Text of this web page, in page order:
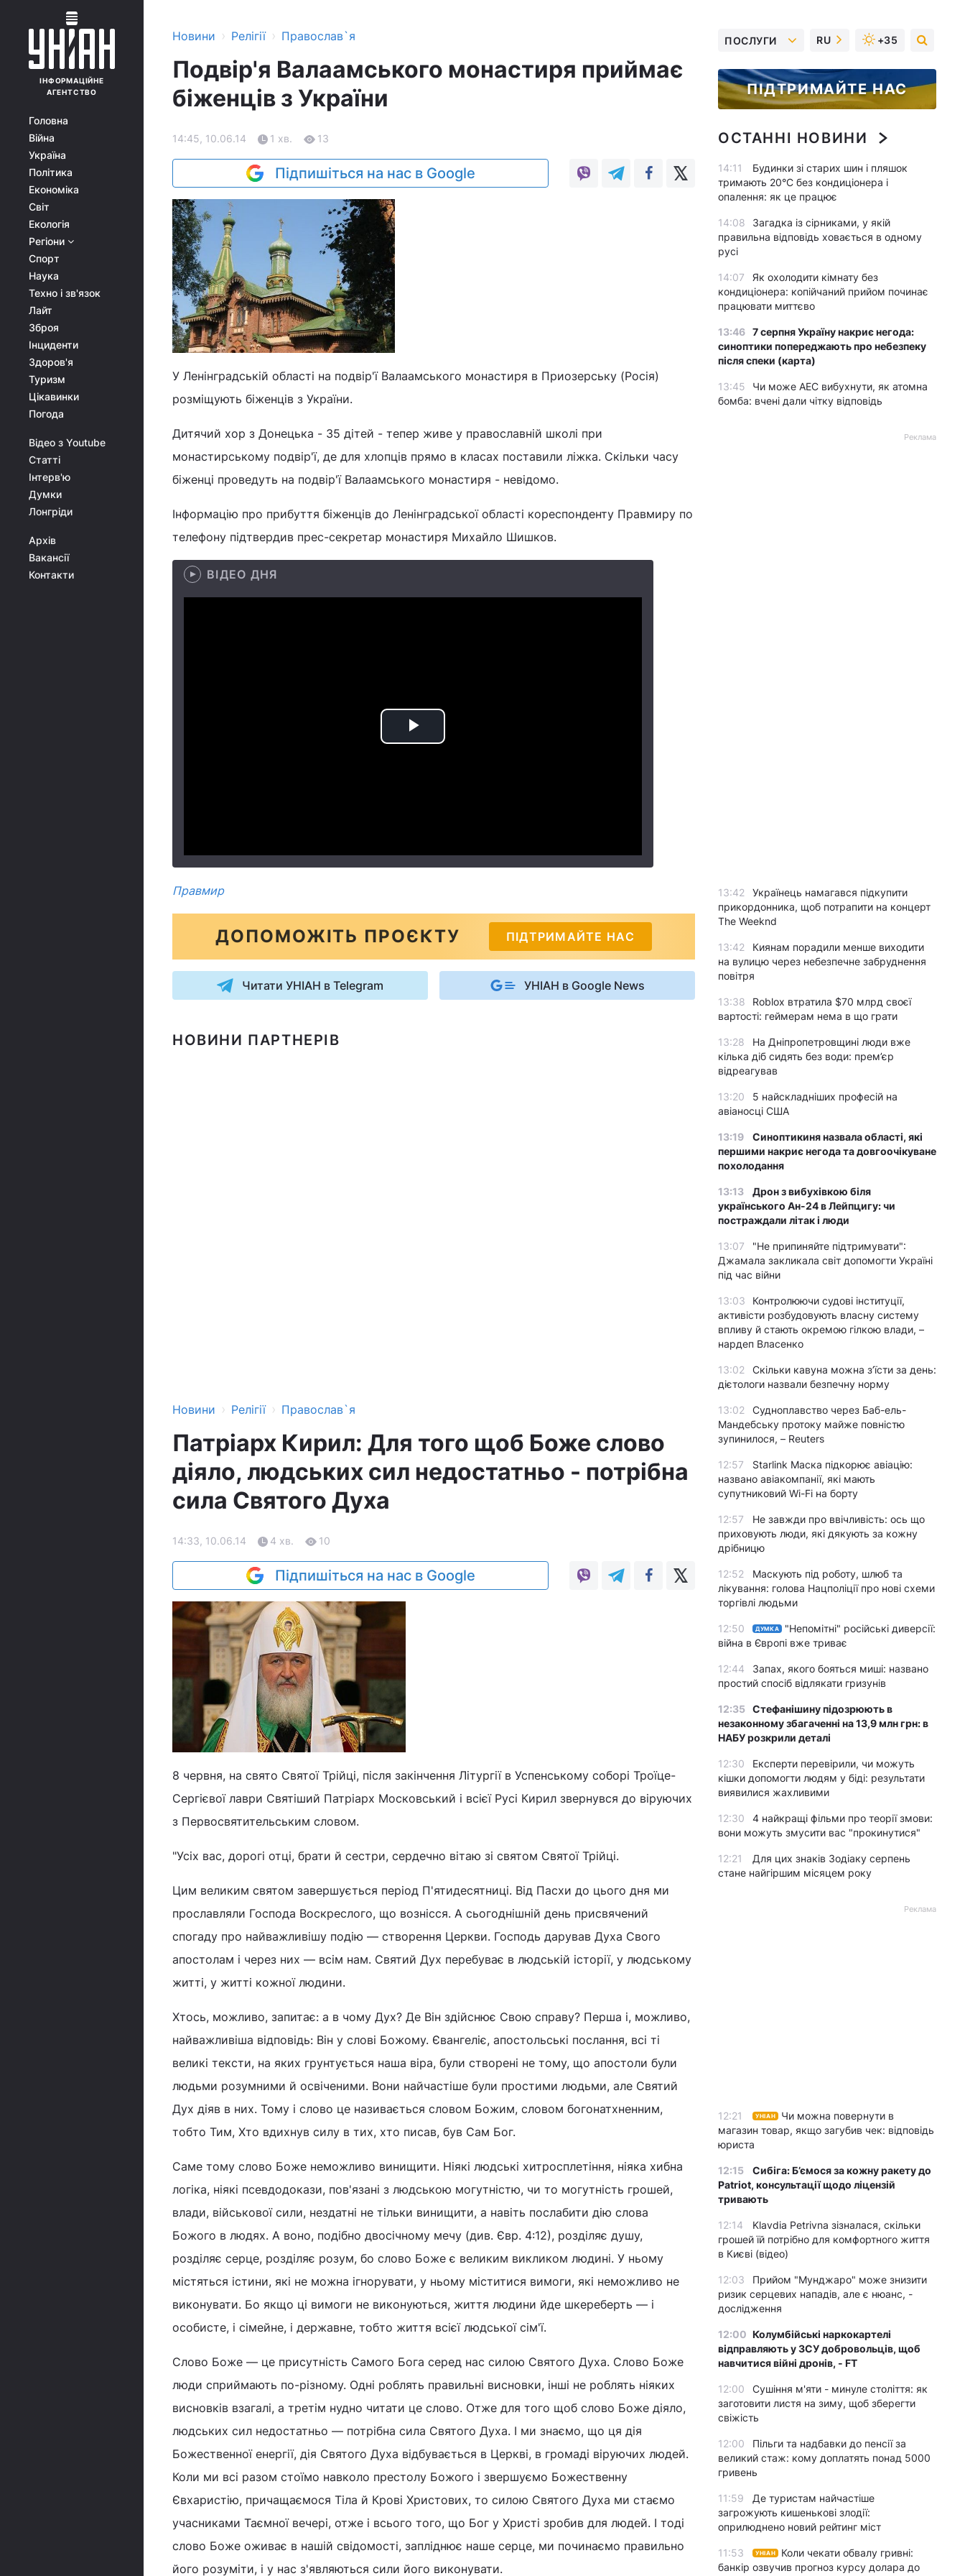
ІНФОРМАЦІЙНЕ
АГЕНТСТВО
Головна
Війна
Україна
Політика
Економіка
Світ
Екологія
Регіони
Спорт
Наука
Техно і зв'язок
Лайт
Зброя
Інциденти
Здоров'я
Туризм
Цікавинки
Погода
Відео з Youtube
Статті
Інтерв'ю
Думки
Лонгріди
Архів
Вакансії
Контакти
Новини › Релігії › Православ`я
Подвір'я Валаамського монастиря приймає
біженців з України
14:45, 10.06.14 1 хв. 13
Підпишіться на нас в Google
У Ленінградській області на подвір'ї Валаамського монастиря в Приозерську (Росія)
розміщують біженців з України.
Дитячий хор з Донецька - 35 дітей - тепер живе у православній школі при
монастирському подвір'ї, де для хлопців прямо в класах поставили ліжка. Скільки часу
біженці проведуть на подвір'ї Валаамського монастиря - невідомо.
Інформацію про прибуття біженців до Ленінградської області кореспонденту Правмиру по
телефону підтвердив прес-секретар монастиря Михайло Шишков.
ВІДЕО ДНЯ
Play
Правмир
ДОПОМОЖІТЬ ПРОЄКТУ ПІДТРИМАЙТЕ НАС
Читати УНІАН в Telegram УНІАН в Google News
НОВИНИ ПАРТНЕРІВ
Новини › Релігії › Православ`я
Патріарх Кирил: Для того щоб Боже слово
діяло, людських сил недостатньо - потрібна
сила Святого Духа
14:33, 10.06.14 4 хв. 10
Підпишіться на нас в Google
8 червня, на свято Святої Трійці, після закінчення Літургії в Успенському соборі Троїце-
Сергієвої лаври Святіший Патріарх Московський і всієї Русі Кирил звернувся до віруючих
з Первосвятительським словом.
"Усіх вас, дорогі отці, брати й сестри, сердечно вітаю зі святом Святої Трійці.
Цим великим святом завершується період П'ятидесятниці. Від Пасхи до цього дня ми
прославляли Господа Воскреслого, що вознісся. А сьогоднішній день присвячений
спогаду про найважливішу подію — створення Церкви. Господь дарував Духа Свого
апостолам і через них — всім нам. Святий Дух перебуває в людській історії, у людському
житті, у житті кожної людини.
Хтось, можливо, запитає: а в чому Дух? Де Він здійснює Свою справу? Перша і, можливо,
найважливіша відповідь: Він у слові Божому. Євангеліє, апостольські послання, всі ті
великі тексти, на яких грунтується наша віра, були створені не тому, що апостоли були
людьми розумними й освіченими. Вони найчастіше були простими людьми, але Святий
Дух діяв в них. Тому і слово це називається словом Божим, словом богонатхненним,
тобто Тим, Хто вдихнув силу в тих, хто писав, був Сам Бог.
Саме тому слово Боже неможливо винищити. Ніякі людські хитросплетіння, ніяка хибна
логіка, ніякі псевдодокази, пов'язані з людською могутністю, чи то могутність грошей,
влади, військової сили, нездатні не тільки винищити, а навіть послабити дію слова
Божого в людях. А воно, подібно двосічному мечу (див. Євр. 4:12), розділяє душу,
розділяє серце, розділяє розум, бо слово Боже є великим викликом людині. У ньому
містяться істини, які не можна ігнорувати, у ньому міститися вимоги, які неможливо не
виконувати. Бо якщо ці вимоги не виконуються, життя людини йде шкереберть — і
особисте, і сімейне, і державне, тобто життя всієї людської сім'ї.
Слово Боже — це присутність Самого Бога серед нас силою Святого Духа. Слово Боже
люди сприймають по-різному. Одні роблять правильні висновки, інші не роблять ніяких
висновків взагалі, а третім нудно читати це слово. Отже для того щоб слово Боже діяло,
людських сил недостатньо — потрібна сила Святого Духа. І ми знаємо, що ця дія
Божественної енергії, дія Святого Духа відбувається в Церкві, в громаді віруючих людей.
Коли ми всі разом стоїмо навколо престолу Божого і звершуємо Божественну
Євхаристію, причащаємося Тіла й Крові Христових, то силою Святого Духа ми стаємо
учасниками Таємної вечері, отже і всього того, що Бог у Христі зробив для людей. І тоді
слово Боже оживає в нашій свідомості, запліднює наше серце, ми починаємо правильно
його розуміти, і у нас з'являються сили його виконувати.
ПОСЛУГИ RU +35
ПІДТРИМАЙТЕ НАС
ОСТАННІ НОВИНИ
14:11
Будинки зі старих шин і пляшок
тримають 20°C без кондиціонера і
опалення: як це працює
14:08
Загадка із сірниками, у якій
правильна відповідь ховається в одному
русі
14:07
Як охолодити кімнату без
кондиціонера: копійчаний прийом починає
працювати миттєво
13:46 7 серпня Україну накриє негода:
синоптики попереджають про небезпеку
після спеки (карта)
13:45
Чи може АЕС вибухнути, як атомна
бомба: вчені дали чітку відповідь
Реклама
13:42
Українець намагався підкупити
прикордонника, щоб потрапити на концерт
The Weeknd
13:42
Киянам порадили менше виходити
на вулицю через небезпечне забруднення
повітря
13:38
Roblox втратила $70 млрд своєї
вартості: геймерам нема в що грати
13:28
На Дніпропетровщині люди вже
кілька діб сидять без води: прем’єр
відреагував
13:20
5 найскладніших професій на
авіаносці США
13:19
Синоптикиня назвала області, які
першими накриє негода та довгоочікуване
похолодання
13:13
Дрон з вибухівкою біля
українського Ан-24 в Лейпцигу: чи
постраждали літак і люди
13:07
"Не припиняйте підтримувати":
Джамала закликала світ допомогти Україні
під час війни
13:03
Контролюючи судові інституції,
активісти розбудовують власну систему
впливу й стають окремою гілкою влади, –
нардеп Власенко
13:02
Скільки кавуна можна з’їсти за день:
дієтологи назвали безпечну норму
13:02
Судноплавство через Баб-ель-
Мандебську протоку майже повністю
зупинилося, – Reuters
12:57
Starlink Маска підкорює авіацію:
названо авіакомпанії, які мають
супутниковий Wi-Fi на борту
12:57
Не завжди про ввічливість: ось що
приховують люди, які дякують за кожну
дрібницю
12:52
Маскують під роботу, шлюб та
лікування: голова Нацполіції про нові схеми
торгівлі людьми
12:50 ДУМКА
"Непомітні" російські диверсії:
війна в Європі вже триває
12:44
Запах, якого бояться миші: названо
простий спосіб відлякати гризунів
12:35 Стефанішину підозрюють в
незаконному збагаченні на 13,9 млн грн: в
НАБУ розкрили деталі
12:30
Експерти перевірили, чи можуть
кішки допомогти людям у біді: результати
виявилися жахливими
12:30
4 найкращі фільми про теорії змови:
вони можуть змусити вас "прокинутися"
12:21
Для цих знаків Зодіаку серпень
стане найгіршим місяцем року
Реклама
12:21 УНІАН
Чи можна повернути в
магазин товар, якщо загубив чек: відповідь
юриста
12:15
Сибіга: Б’ємося за кожну ракету до
Patriot, консультації щодо ліцензій
тривають
12:14
Klavdia Petrivna зізналася, скільки
грошей їй потрібно для комфортного життя
в Києві (відео)
12:03
Прийом "Мунджаро" може знизити
ризик серцевих нападів, але є нюанс, -
дослідження
12:00 Колумбійські наркокартелі
відправляють у ЗСУ добровольців, щоб
навчитися війні дронів, - FT
12:00
Сушіння м'яти - минуле століття: як
заготовити листя на зиму, щоб зберегти
свіжість
12:00
Пільги та надбавки до пенсії за
великий стаж: кому доплатять понад 5000
гривень
11:59
Де туристам найчастіше
загрожують кишенькові злодії:
оприлюднено новий рейтинг міст
11:53 УНІАН
Коли чекати обвалу гривні:
банкір озвучив прогноз курсу долара до